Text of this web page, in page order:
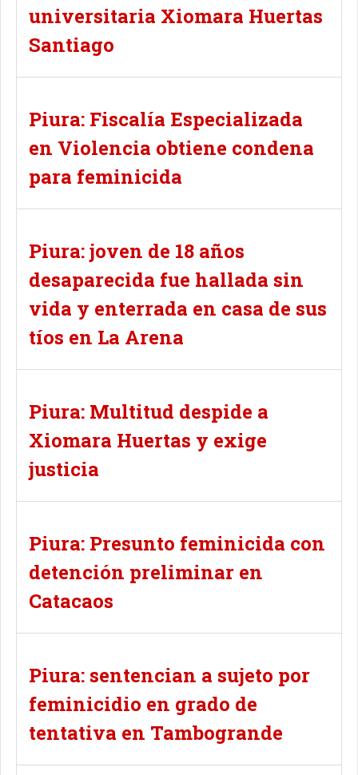
universitaria Xiomara Huertas
Santiago
Piura: Fiscalía Especializada
en Violencia obtiene condena
para feminicida
Piura: joven de 18 años
desaparecida fue hallada sin
vida y enterrada en casa de sus
tíos en La Arena
Piura: Multitud despide a
Xiomara Huertas y exige
justicia
Piura: Presunto feminicida con
detención preliminar en
Catacaos
Piura: sentencian a sujeto por
feminicidio en grado de
tentativa en Tambogrande